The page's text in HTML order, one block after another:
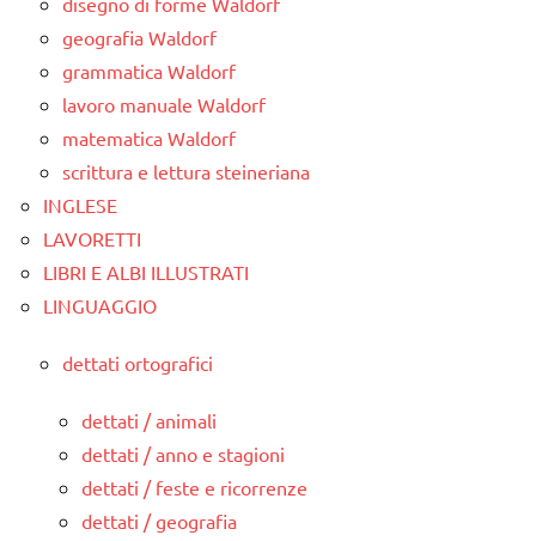
geografia Waldorf
grammatica Waldorf
lavoro manuale Waldorf
matematica Waldorf
scrittura e lettura steineriana
INGLESE
LAVORETTI
LIBRI E ALBI ILLUSTRATI
LINGUAGGIO
dettati ortografici
dettati / animali
dettati / anno e stagioni
dettati / feste e ricorrenze
dettati / geografia